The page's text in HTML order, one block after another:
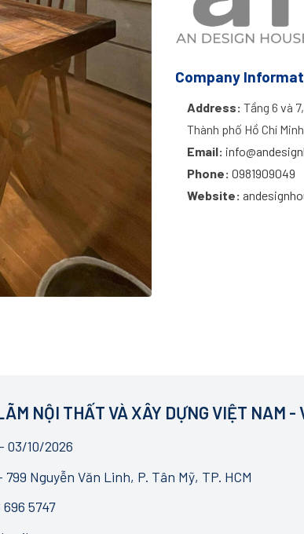
Company
Address: Tầng 6 và
Thành phố Hồ Chí Minh
Email:
Phone: 0981909049
Website:
NỘI THẤT VÀ XÂY DỰNG VIỆT NAM -
03/10/2026
799 Nguyễn Văn Linh, P. Tân Mỹ, TP. HCM
5747